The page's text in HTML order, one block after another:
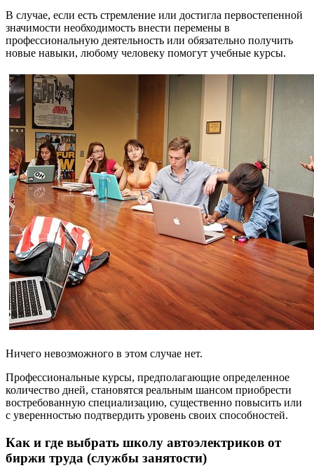
В случае, если есть стремление или достигла первостепенной
значимости необходимость внести перемены в
профессиональную деятельность или обязательно получить
новые навыки, любому человеку помогут учебные курсы.
Ничего невозможного в этом случае нет.
Профессиональные курсы, предполагающие определенное
количество дней, становятся реальным шансом приобрести
востребованную специализацию, существенно повысить или
с уверенностью подтвердить уровень своих способностей.
Как и где выбрать школу автоэлектриков от
биржи труда (службы занятости)